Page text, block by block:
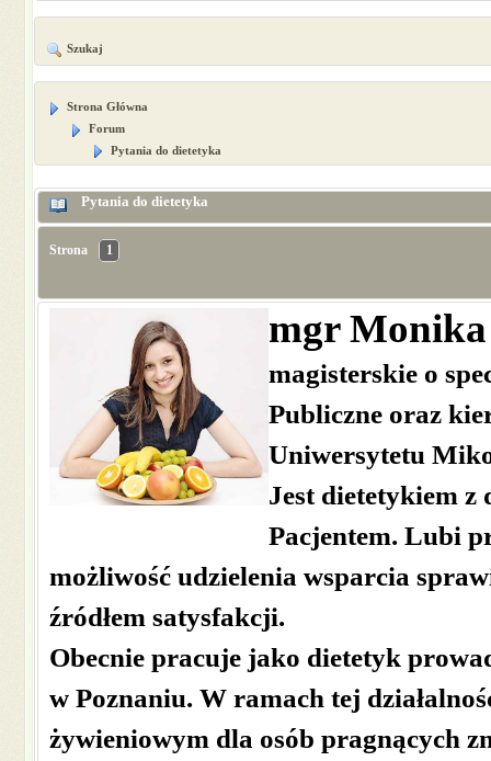
Szukaj
Strona Główna
Forum
Pytania do dietetyka
Pytania do dietetyka
Strona 1
mgr
magisterskie o
Publiczne oraz
Uniwersytetu
Jest dietetykiem
Pacjentem. Lubi
możliwość udzielenia wsparcia
źródłem satysfakcji.
Obecnie pracuje jako dietetyk
w Poznaniu. W ramach tej
żywieniowym dla osób pragnących